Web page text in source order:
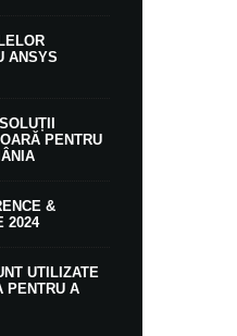
ANSYS
PENTRU
&
2024
UTILIZATE
PENTRU A